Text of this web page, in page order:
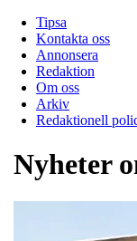
Tipsa
Kontakta oss
Annonsera
Redaktion
Om oss
Arkiv
Redaktionell
Nyheter